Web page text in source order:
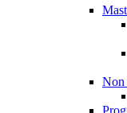
Non